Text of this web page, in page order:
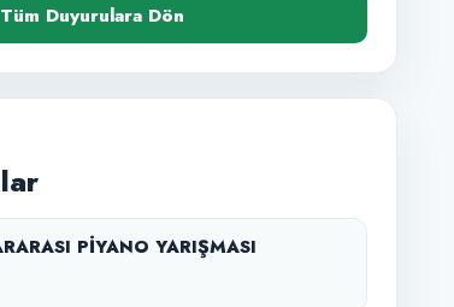
Tüm Duyurulara Dön
PİYANO YARIŞMASI